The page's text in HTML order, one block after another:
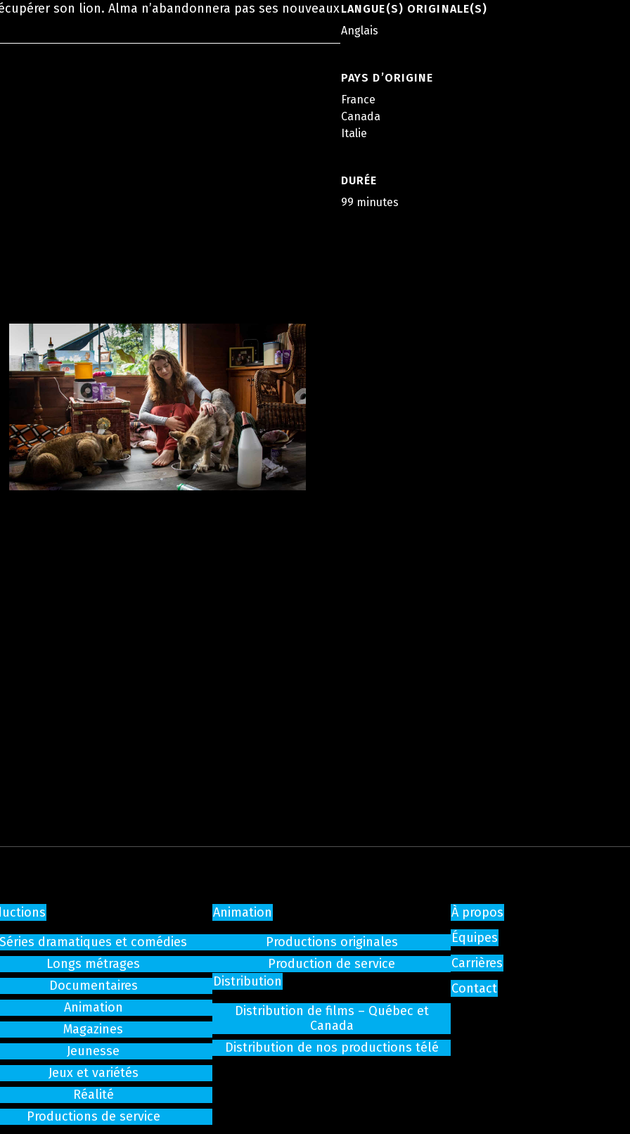
son lion. Alma n’abandonnera pas ses nouveauxLANGUE(S) ORIGINALE(S)
Anglais
PAYS D’ORIGINE
France
Canada
Italie
DURÉE
99 minutes
Séries dramatiques et comédies
Longs métrages
Documentaires
Animation
Magazines
Jeunesse
Jeux et variétés
Réalité
Productions de service
Animation
Productions originales
Production de service
Distribution
Distribution de films – Québec et
Canada
Distribution de nos productions télé
À propos
Équipes
Carrières
Contact